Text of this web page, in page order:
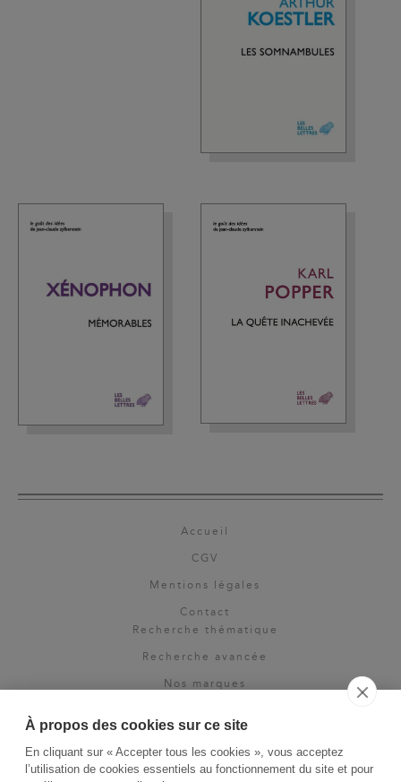
À propos des cookies sur ce site
En cliquant sur « Accepter tous les cookies », vous acceptez
l’utilisation de cookies essentiels au fonctionnement du site et pour
Accueil
CGV
Mentions légales
Contact
Recherche thématique
Recherche avancée
Nos marques
Espace pro
Newsletter